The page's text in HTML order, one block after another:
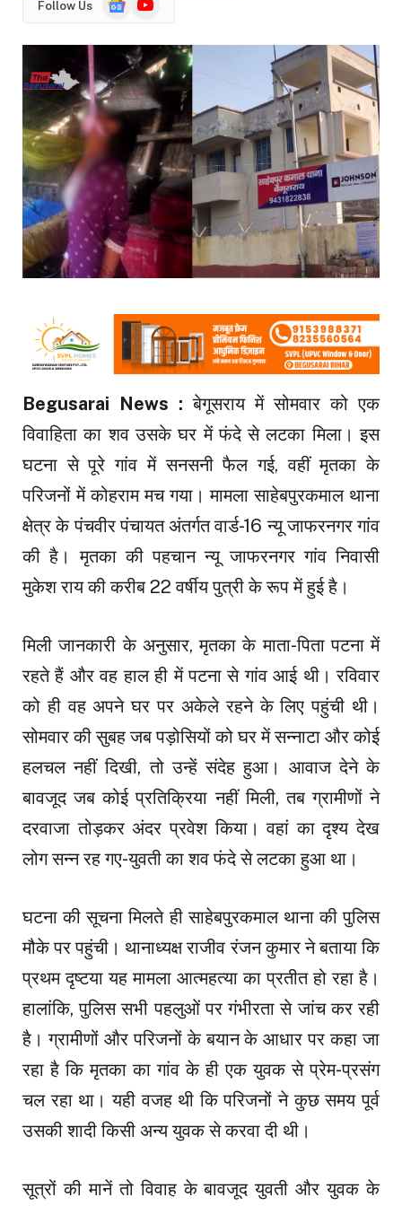
Follow Us
Begusarai News :बेगूसराय में सोमवार को एक
विवाहिता का शव उसके घर में फंदे से लटका मिला। इस
घटना से पूरे गांव में सनसनी फैल गई, वहीं मृतका के
परिजनों में कोहराम मच गया। मामला साहेबपुरकमाल थाना
क्षेत्र के पंचवीर पंचायत अंतर्गत वार्ड-16 न्यू जाफरनगर गांव
की है। मृतका की पहचान न्यू जाफरनगर गांव निवासी
मुकेश राय की करीब 22 वर्षीय पुत्री के रूप में हुई है।
मिली जानकारी के अनुसार, मृतका के माता-पिता पटना में
रहते हैं और वह हाल ही में पटना से गांव आई थी। रविवार
को ही वह अपने घर पर अकेले रहने के लिए पहुंची थी।
सोमवार की सुबह जब पड़ोसियों को घर में सन्नाटा और कोई
हलचल नहीं दिखी, तो उन्हें संदेह हुआ। आवाज देने के
बावजूद जब कोई प्रतिक्रिया नहीं मिली, तब ग्रामीणों ने
दरवाजा तोड़कर अंदर प्रवेश किया। वहां का दृश्य देख
लोग सन्न रह गए-युवती का शव फंदे से लटका हुआ था।
घटना की सूचना मिलते ही साहेबपुरकमाल थाना की पुलिस
मौके पर पहुंची। थानाध्यक्ष राजीव रंजन कुमार ने बताया कि
प्रथम दृष्टया यह मामला आत्महत्या का प्रतीत हो रहा है।
हालांकि, पुलिस सभी पहलुओं पर गंभीरता से जांच कर रही
है। ग्रामीणों और परिजनों के बयान के आधार पर कहा जा
रहा है कि मृतका का गांव के ही एक युवक से प्रेम-प्रसंग
चल रहा था। यही वजह थी कि परिजनों ने कुछ समय पूर्व
उसकी शादी किसी अन्य युवक से करवा दी थी।
सूत्रों की मानें तो विवाह के बावजूद युवती और युवक के